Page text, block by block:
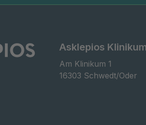
Asklepios
Am Klinikum 1
16303 Schwedt/Oder